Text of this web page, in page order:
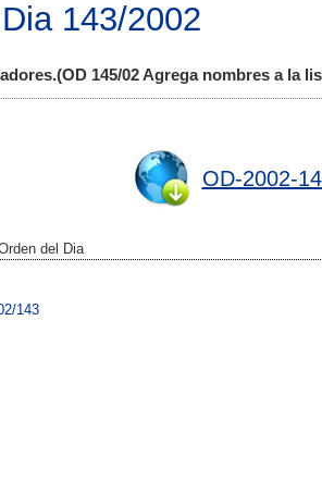
143/2002
145/02 Agrega nombres a la
OD-2002-
del Dia
143